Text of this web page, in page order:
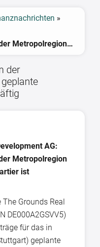
»
Bebauungsplan für das in der Metropolregion Stuttgart geplante Stadtquartier ist rechtskräftig
der
AG:
Metropolregion
ist
Grounds Real
DE000A2GSVV5)
für das in
geplante